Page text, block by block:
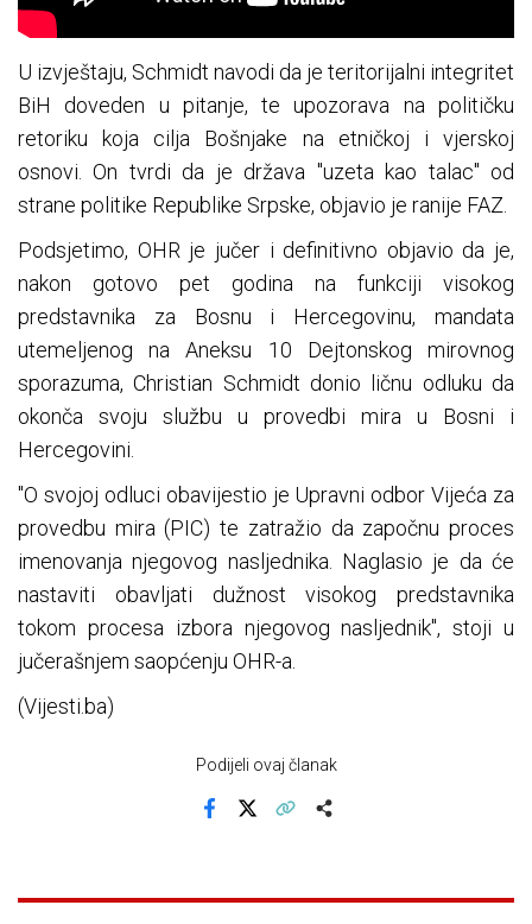
U izvještaju, Schmidt navodi da je teritorijalni integritet
BiH doveden u pitanje, te upozorava na političku
retoriku koja cilja Bošnjake na etničkoj i vjerskoj
osnovi. On tvrdi da je država "uzeta kao talac" od
strane politike Republike Srpske, objavio je ranije FAZ.
Podsjetimo, OHR je jučer i definitivno objavio da je,
nakon gotovo pet godina na funkciji visokog
predstavnika za Bosnu i Hercegovinu, mandata
utemeljenog na Aneksu 10 Dejtonskog mirovnog
sporazuma, Christian Schmidt donio ličnu odluku da
okonča svoju službu u provedbi mira u Bosni i
Hercegovini.
"O svojoj odluci obavijestio je Upravni odbor Vijeća za
provedbu mira (PIC) te zatražio da započnu proces
imenovanja njegovog nasljednika. Naglasio je da će
nastaviti obavljati dužnost visokog predstavnika
tokom procesa izbora njegovog nasljednik", stoji u
jučerašnjem saopćenju OHR-a.
(Vijesti.ba)
Podijeli ovaj članak